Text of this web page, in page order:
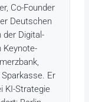
Co-Founder
Deutschen
der Digital-
Keynote-
Sparkasse. Er
KI-Strategie